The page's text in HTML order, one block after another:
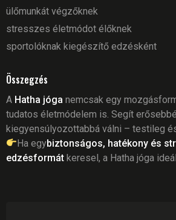
ülőmunkát végzőknek
stresszes életmódot élőknek
sportolóknak kiegészítő edzésként
Összegzés
A Hatha jóga nemcsak egy
tudatos életmódelem is. Segít
kiegyensúlyozottabbá válni – testileg
Ha egybiztonságos, hatékony és
edzésformát keresel, a Hatha jóga